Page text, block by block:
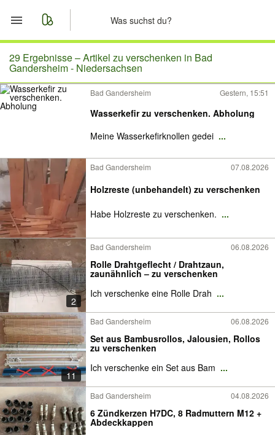
Start
Merkliste
Nachrichten
29 Ergebnisse –Artikel zu verschenken in Bad
Gandersheim - Niedersachsen
Bad Gandersheim Gestern, 15:51
Wasserkefir zu verschenken. Abholung
Meine Wasserkefirknollen gedei ...
Bad Gandersheim 07.08.2026
Holzreste (unbehandelt) zu verschenken
Habe Holzreste zu verschenken. ...
2
Bad Gandersheim 06.08.2026
Rolle Drahtgeflecht / Drahtzaun,
zaunähnlich – zu verschenken
Ich verschenke eine Rolle Drah ...
11
Bad Gandersheim 06.08.2026
Set aus Bambusrollos, Jalousien, Rollos
zu verschenken
Ich verschenke ein Set aus Bam ...
Bad Gandersheim 04.08.2026
6 Zündkerzen H7DC, 8 Radmuttern M12 +
Abdeckkappen